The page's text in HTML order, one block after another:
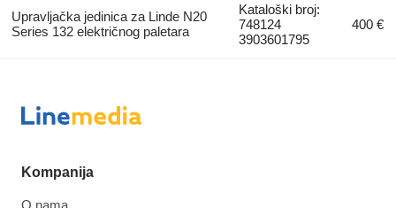
Upravljačka jedinica za Linde N20
Series 132 električnog paletara
Kataloški broj:
748124
3903601795
400 €
Kompanija
O nama